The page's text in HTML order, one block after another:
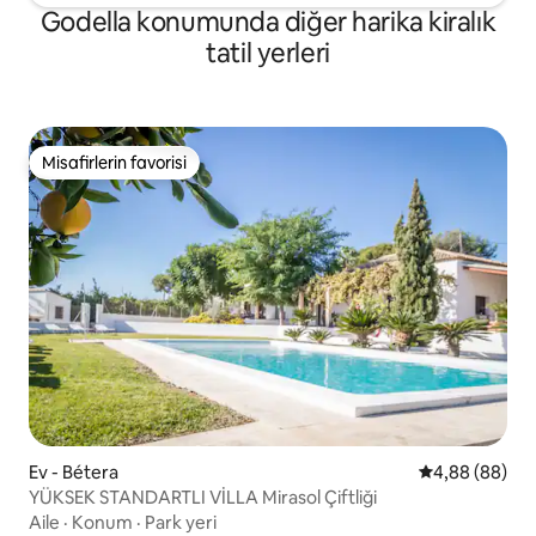
Godella konumunda diğer harika kiralık
tatil yerleri
Misafirlerin favorisi
Misafirlerin favorisi
Ev - Bétera 5 üzerinden
4,88 (88)
YÜKSEK STANDARTLI VİLLA Mirasol Çiftliği
Aile · Konum · Park yeri